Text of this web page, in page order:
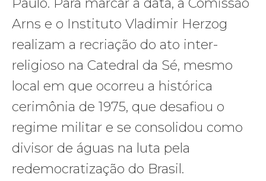
Arns e o Instituto Vladimir Herzog
realizam a recriação do ato inter-
religioso na Catedral da Sé, mesmo
local em que ocorreu a histórica
cerimônia de 1975, que desafiou o
regime militar e se consolidou como
divisor de águas na luta pela
redemocratização do Brasil.